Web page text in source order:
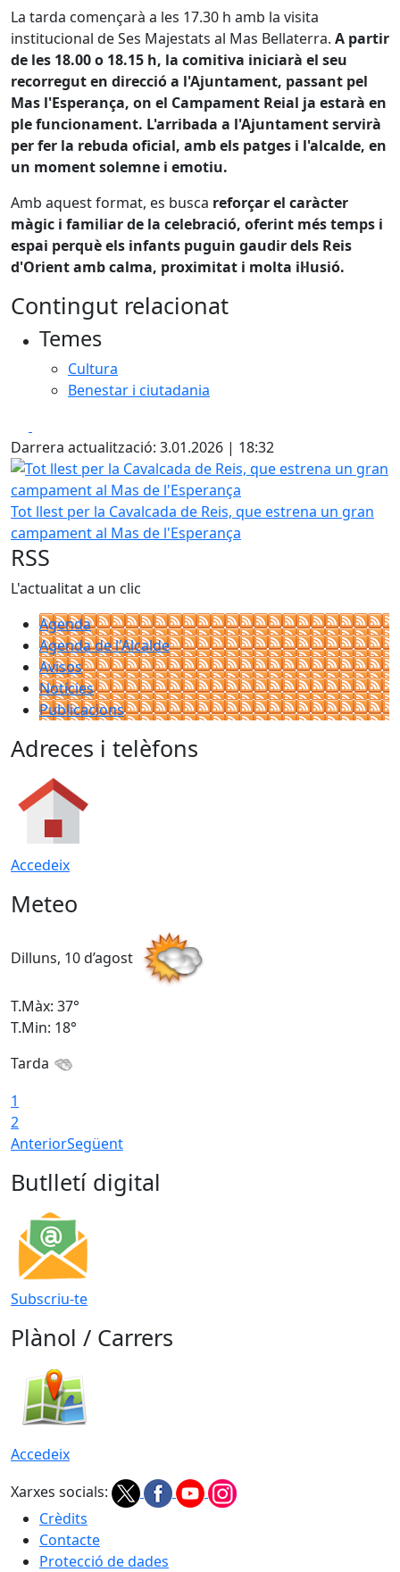
La tarda començarà a les 17.30 h amb la visita
institucional de Ses Majestats al Mas Bellaterra. A partir
de les 18.00 o 18.15 h, la comitiva iniciarà el seu
recorregut en direcció a l'Ajuntament, passant pel
Mas l'Esperança, on el Campament Reial ja estarà en
ple funcionament. L'arribada a l'Ajuntament servirà
per fer la rebuda oficial, amb els patges i l'alcalde, en
un moment solemne i emotiu.
Amb aquest format, es busca reforçar el caràcter
màgic i familiar de la celebració, oferint més temps i
espai perquè els infants puguin gaudir dels Reis
d'Orient amb calma, proximitat i molta il·lusió.
Contingut relacionat
Temes
Cultura
Benestar i ciutadania
Darrera actualització: 3.01.2026 | 18:32
Tot llest per la Cavalcada de Reis, que estrena un gran
Tot llest per la Cavalcada de Reis, que estrena un gran
campament al Mas de l'Esperança
RSS
L'actualitat a un clic
Agenda
Agenda de l'Alcalde
Avisos
Notícies
Publicacions
Adreces i telèfons
Accedeix
Meteo
Dilluns, 10 d’agost
T.Màx: 37°
T.Min: 18°
Tarda
1
2
AnteriorSegüent
Butlletí digital
Subscriu-te
Plànol / Carrers
Accedeix
Xarxes socials:
Crèdits
Contacte
Protecció de dades